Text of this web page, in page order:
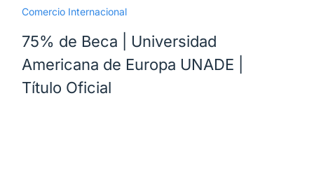
Comercio Internacional
75% de Beca | Universidad
Americana de Europa UNADE |
Título Oficial